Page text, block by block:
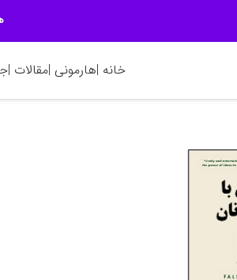
خانه |هارمونی |مقالات |